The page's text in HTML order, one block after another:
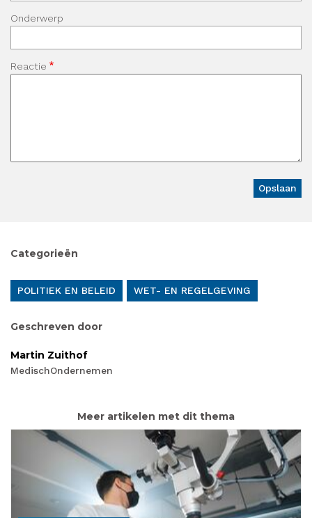
Onderwerp
Reactie
Categorieën
POLITIEK EN BELEID WET- EN REGELGEVING
Geschreven door
Martin Zuithof
MedischOndernemen
Meer artikelen met dit thema